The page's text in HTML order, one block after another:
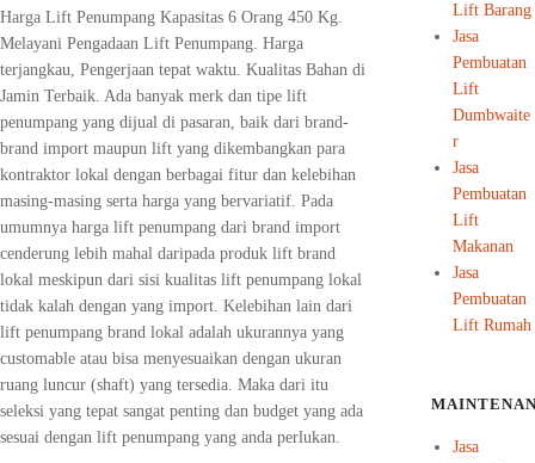
Harga Lift Penumpang Kapasitas 6 Orang 450 Kg.
Melayani Pengadaan Lift Penumpang. Harga
terjangkau, Pengerjaan tepat waktu. Kualitas Bahan di
Jamin Terbaik. Ada banyak merk dan tipe lift
penumpang yang dijual di pasaran, baik dari brand-
brand import maupun lift yang dikembangkan para
kontraktor lokal dengan berbagai fitur dan kelebihan
masing-masing serta harga yang bervariatif. Pada
umumnya harga lift penumpang dari brand import
cenderung lebih mahal daripada produk lift brand
lokal meskipun dari sisi kualitas lift penumpang lokal
tidak kalah dengan yang import. Kelebihan lain dari
lift penumpang brand lokal adalah ukurannya yang
customable atau bisa menyesuaikan dengan ukuran
ruang luncur (shaft) yang tersedia. Maka dari itu
seleksi yang tepat sangat penting dan budget yang ada
sesuai dengan lift penumpang yang anda perlukan.
Lift Barang
Jasa
Pembuatan
Lift
Dumbwaite
r
Jasa
Pembuatan
Lift
Makanan
Jasa
Pembuatan
Lift Rumah
Jasa